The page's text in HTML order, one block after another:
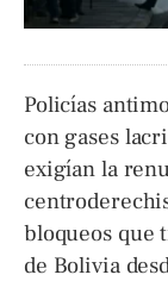
Policías
con gases
exigían la
bloqueos que
de Bolivia